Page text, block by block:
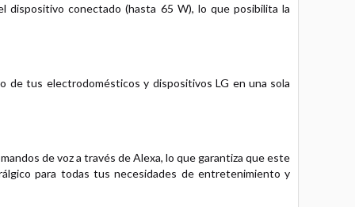
dispositivo conectado (hasta 65 W), lo que posibilita la
de tus electrodomésticos y dispositivos LG en una sola
de voz a través de Alexa, lo que garantiza que este
para todas tus necesidades de entretenimiento y